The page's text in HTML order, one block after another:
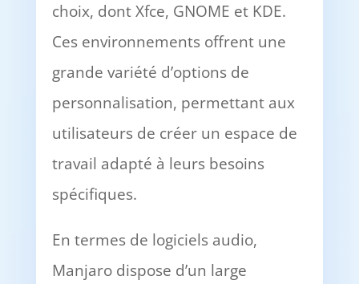
choix, dont Xfce, GNOME et KDE.
Ces environnements offrent une
grande variété d’options de
personnalisation, permettant aux
utilisateurs de créer un espace de
travail adapté à leurs besoins
spécifiques.
En termes de logiciels audio,
Manjaro dispose d’un large